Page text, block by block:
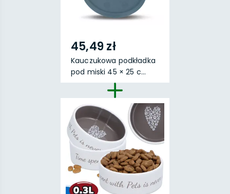
45,49 zł
Kauczukowa podkładka
pod miski 45 × 25 c...